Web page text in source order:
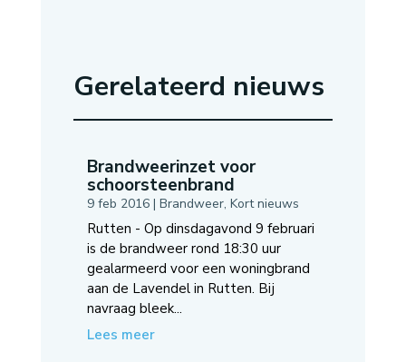
Gerelateerd nieuws
Brandweerinzet voor
schoorsteenbrand
9 feb 2016| Brandweer, Kort nieuws
Rutten - Op dinsdagavond 9 februari
is de brandweer rond 18:30 uur
gealarmeerd voor een woningbrand
aan de Lavendel in Rutten. Bij
navraag bleek...
Lees meer